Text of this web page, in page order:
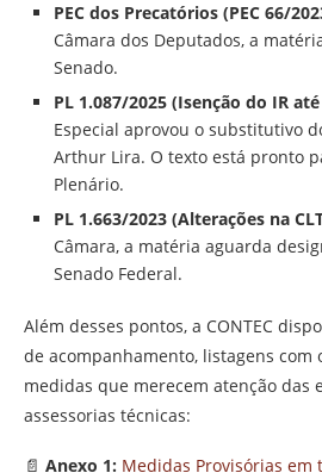
PEC dos Precatórios (PEC 66/
Câmara dos Deputados, a
Senado.
PL 1.087/2025 (Isenção do IR
Especial aprovou o substitutivo
Arthur Lira. O texto está pronto
Plenário.
PL 1.663/2023 (Alterações na
Câmara, a matéria aguarda
Senado Federal.
Além desses pontos, a CONTEC
de acompanhamento, listagens com
medidas que merecem atenção das
assessorias técnicas:
📄 Anexo 1: Medidas Provisórias em